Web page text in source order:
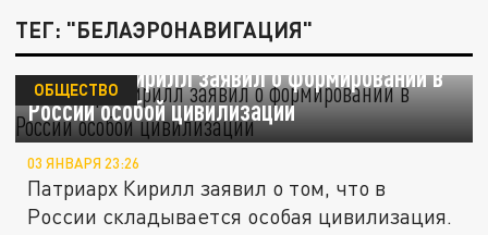
ТЕГ: "БЕЛАЭРОНАВИГАЦИЯ"
Патриарх Кирилл заявил о формировании в
России особой цивилизации
ОБЩЕСТВО
03 ЯНВАРЯ 23:26
Патриарх Кирилл заявил о том, что в
России складывается особая цивилизация.